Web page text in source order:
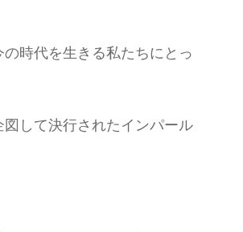
時代を生きる私たちにとっ
して決行されたインパール